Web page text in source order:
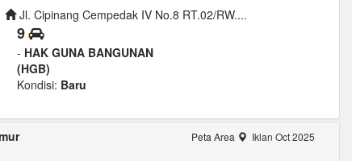
Jl. Cipinang Cempedak IV No.8 RT.02/RW....
9
- HAK GUNA BANGUNAN
(HGB)
Kondisi: Baru
Peta Area Iklan Oct 2025